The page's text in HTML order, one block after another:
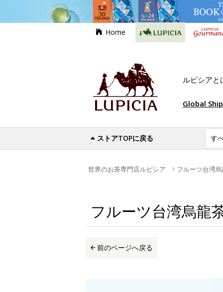
Home
ルピシアと
Global
ストアTOPに戻る
世界のお茶専門店ルピシア フルーツ台湾
フルーツ台湾烏龍
前のページへ戻る